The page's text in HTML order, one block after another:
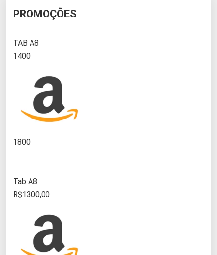
PROMOÇÕES
TAB A8
1400
1800
Tab A8
R$1300,00